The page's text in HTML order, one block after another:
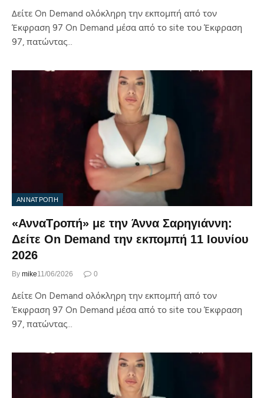
Δείτε On Demand ολόκληρη την εκπομπή από τον
Έκφραση 97 On Demand μέσα από το site του Έκφραση
97, πατώντας…
ΑΝΝΑΤΡΟΠΗ
«ΑνναΤροπή» με την Άννα Σαρηγιάννη:
Δείτε On Demand την εκπομπή 11 Ιουνίου
2026
By mike11/06/2026 0
Δείτε On Demand ολόκληρη την εκπομπή από τον
Έκφραση 97 On Demand μέσα από το site του Έκφραση
97, πατώντας…